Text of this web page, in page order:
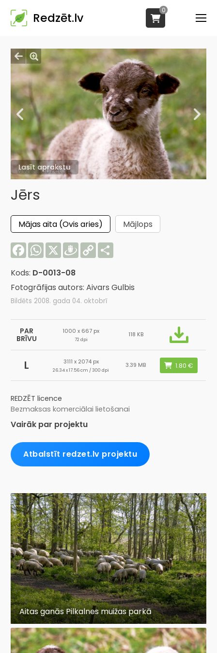
Redzēt.lv
0
Lasīt aprakstu
Jērs
Mājas aita (Ovis aries)
Mājlops
FacebookWhatsApp
X Draugiem
Copy
Link
Kods: D-0013-08
Fotogrāfijas autors: Aivars Gulbis
Bildēts 2008. gada 04. oktobrī
PAR
BRĪVU
1000 x 667 px
72 dpi
118 KB
L 3111 x 2074 px
26.34 x 17.56 cm / 300 dpi
3.39 MB
REDZĒT licence
Bezmaksas komerciālai lietošanai
Vairāk par projektu
Atbalstīt redzet.lv projektu
Aitas ganās Pilkalnes muižas parkā